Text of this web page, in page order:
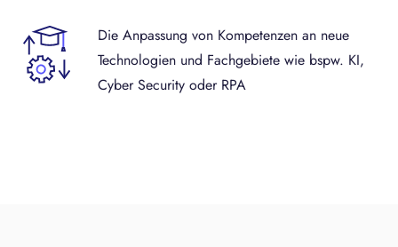
Die Anpassung von Kompetenzen an neue
Technologien und Fachgebiete wie bspw. KI,
Cyber Security oder RPA